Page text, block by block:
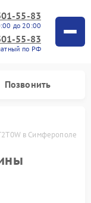
55-83
до 20:00
55-83
по РФ
Позвонить
в Симферополе